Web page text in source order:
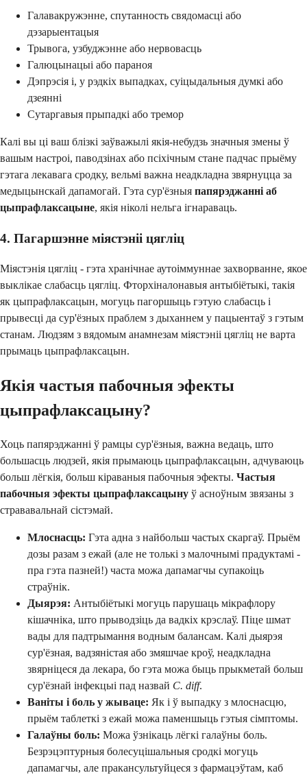
Галавакружэнне, спутанность свядомасці або
дэзарыентацыя
Трывога, узбуджэнне або нервовасць
Галюцынацыі або параноя
Дэпрэсія і, у рэдкіх выпадках, суіцыдальныя думкі або
дзеянні
Сутаргавыя прыпадкі або тремор
Калі вы ці ваш блізкі заўважылі якія-небудзь значныя змены ў
вашым настроі, паводзінах або псіхічным стане падчас прыёму
гэтага лекавага сродку, вельмі важна неадкладна звярнуцца за
медыцынскай дапамогай. Гэта сур'ёзныя папярэджанні аб
цыпрафлаксацыне, якія ніколі нельга ігнараваць.
4. Пагаршэнне міястэніі цягліц
Міястэнія цягліц - гэта хранічнае аутоіммуннае захворванне, якое
выклікае слабасць цягліц. Фторхіналонавыя антыбіётыкі, такія
як цыпрафлаксацын, могуць пагоршыць гэтую слабасць і
прывесці да сур'ёзных праблем з дыханнем у пацыентаў з гэтым
станам. Людзям з вядомым анамнезам міястэніі цягліц не варта
прымаць цыпрафлаксацын.
Якія частыя пабочныя эфекты
цыпрафлаксацыну?
Хоць папярэджанні ў рамцы сур'ёзныя, важна ведаць, што
большасць людзей, якія прымаюць цыпрафлаксацын, адчуваюць
больш лёгкія, больш кіраваныя пабочныя эфекты. Частыя
пабочныя эфекты цыпрафлаксацыну ў асноўным звязаны з
стрававальнай сістэмай.
Млоснасць: Гэта адна з найбольш частых скаргаў. Прыём
дозы разам з ежай (але не толькі з малочнымі прадуктамі -
пра гэта пазней!) часта можа дапамагчы супакоіць
страўнік.
Дыярэя: Антыбіётыкі могуць парушаць мікрафлору
кішачніка, што прыводзіць да вадкіх крэслаў. Піце шмат
вады для падтрымання водным балансам. Калі дыярэя
сур'ёзная, вадзяністая або змяшчае кроў, неадкладна
звярніцеся да лекара, бо гэта можа быць прыкметай больш
сур'ёзнай інфекцыі пад назвай C. diff.
Ваніты і боль у жываце: Як і ў выпадку з млоснасцю,
прыём таблеткі з ежай можа паменшыць гэтыя сімптомы.
Галаўны боль: Можа ўзнікаць лёгкі галаўны боль.
Безрэцэптурныя болесуцішальныя сродкі могуць
дапамагчы, але пракансультуйцеся з фармацэўтам, каб